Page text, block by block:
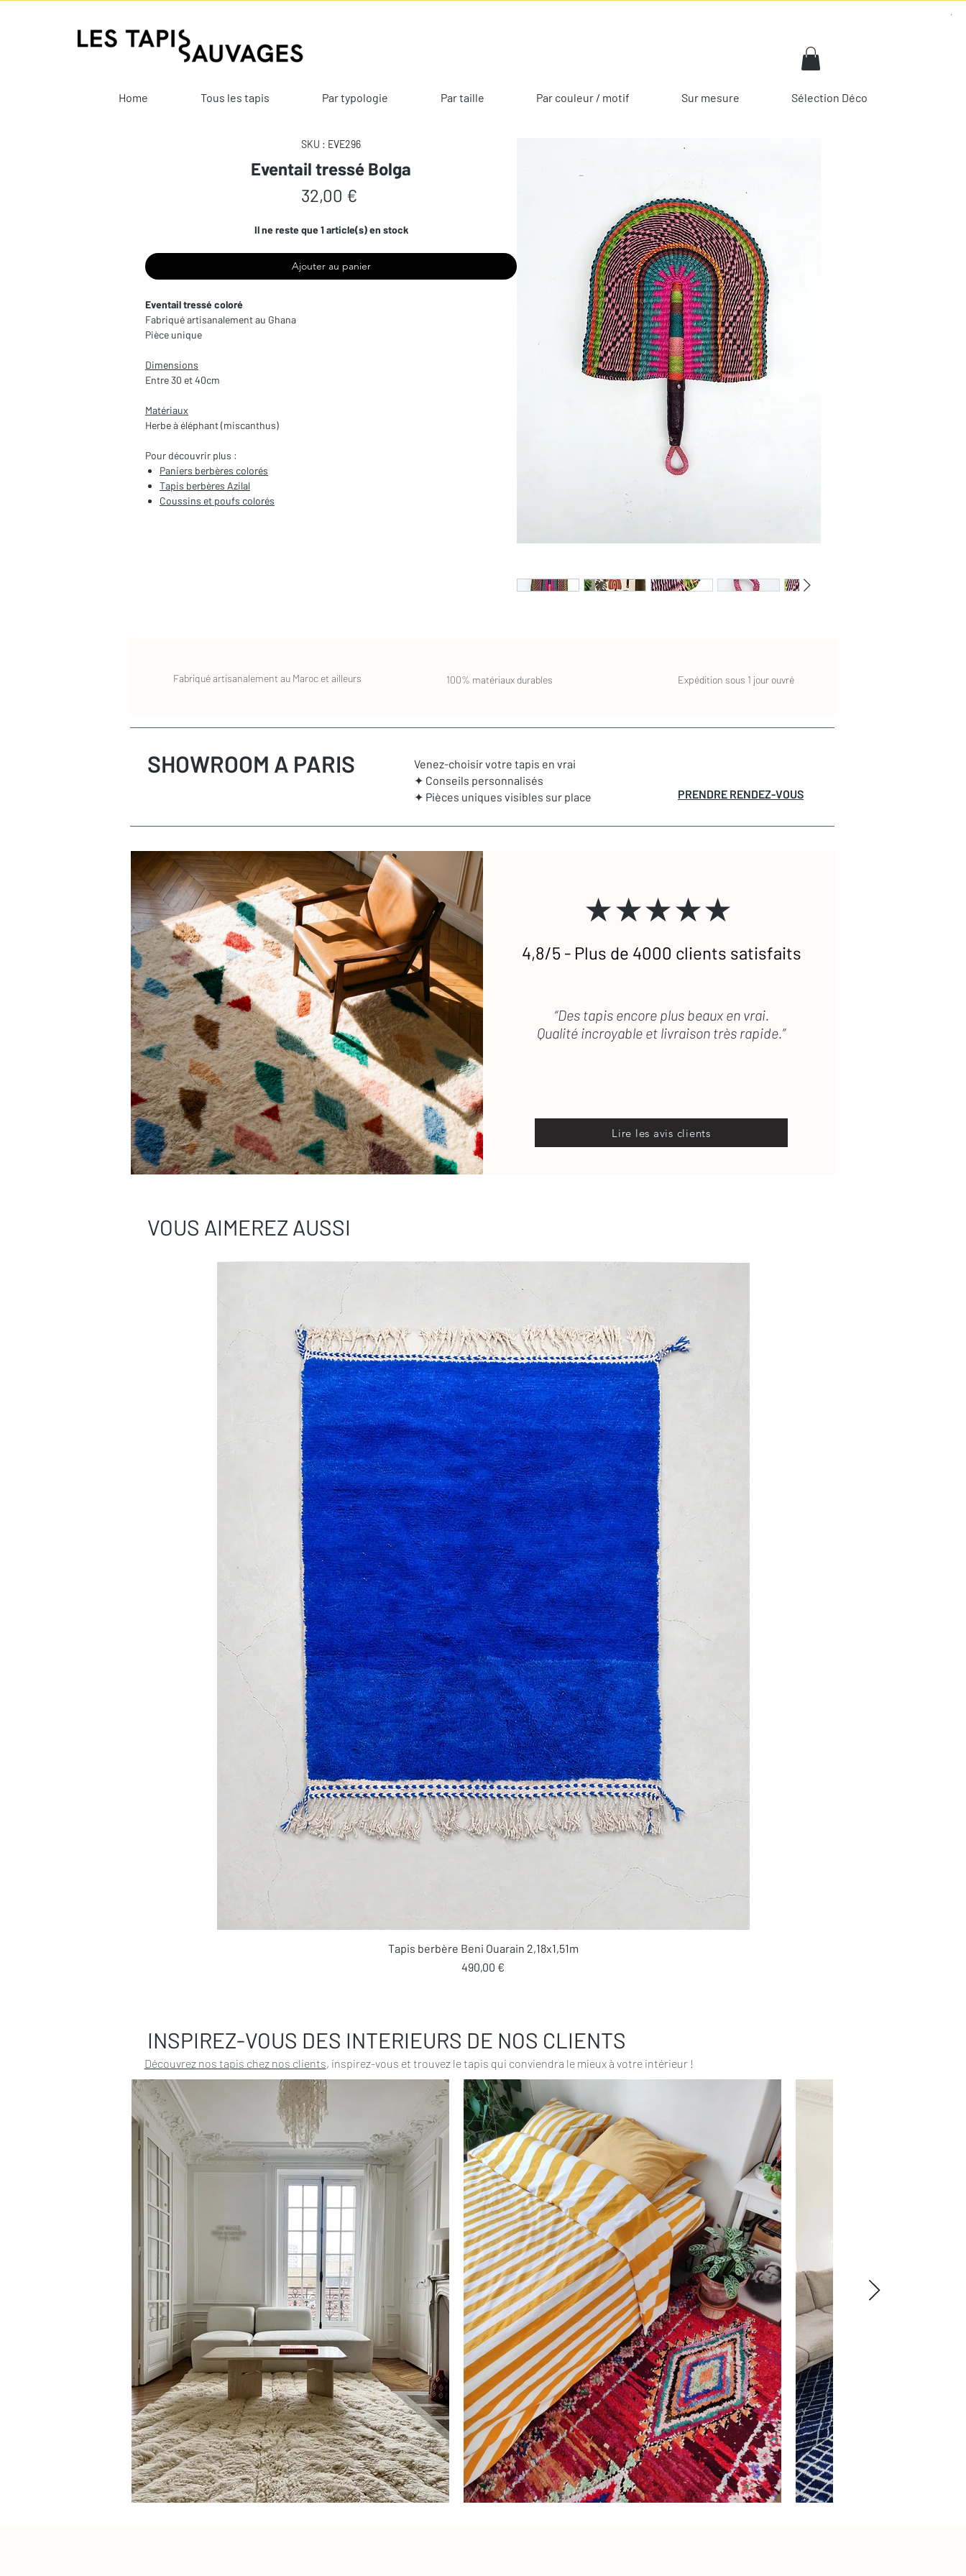
Home Tous les tapis Par typologie Par taille Par couleur / motif Sur mesure Sélection Déco
SKU : EVE296
Eventail tressé Bolga
32,00 €
Il ne reste que 1 article(s) en stock
Ajouter au panier
Eventail tressé coloré
Fabriqué artisanalement au Ghana
Pièce unique
Dimensions
Entre 30 et 40cm
Matériaux
Herbe à éléphant (miscanthus)
Pour découvrir plus :
Paniers berbères colorés
Tapis berbères Azilal
Coussins et poufs colorés
Fabriqué artisanalement au Maroc et ailleurs 100% matériaux durables Expédition sous 1 jour ouvré
SHOWROOM A PARIS
Venez-choisir votre tapis en vrai
✦ Conseils personnalisés
✦ Pièces uniques visibles sur place
PRENDRE RENDEZ-VOUS
★★★★★
4,8/5 - Plus de 4000 clients satisfaits
“Des tapis encore plus beaux en vrai.
Qualité incroyable et livraison très rapide.”
Lire les avis clients
VOUS AIMEREZ AUSSI
Aperçu rapide
Tapis berbère Beni Ouarain 2,18x1,51m
Prix
490,00 €
INSPIREZ-VOUS DES INTERIEURS DE NOS CLIENTS
Découvrez nos tapis chez nos clients, inspirez-vous et trouvez le tapis qui conviendra le mieux à votre intérieur !